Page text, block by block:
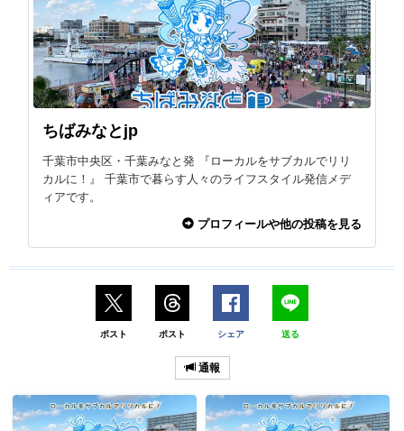
ちばみなとjp
千葉市中央区・千葉みなと発 『ローカルをサブカルでリリ
カルに！』 千葉市で暮らす人々のライフスタイル発信メデ
ィアです。
プロフィールや他の投稿を見る
ポスト ポスト シェア 送る
通報